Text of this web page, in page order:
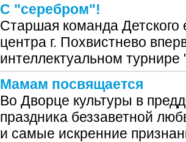
С "серебром"!
Старшая команда Детского
центра г. Похвистнево
интеллектуальном
Мамам посвящается
Во Дворце культуры в
праздника беззаветной
и самые искренние